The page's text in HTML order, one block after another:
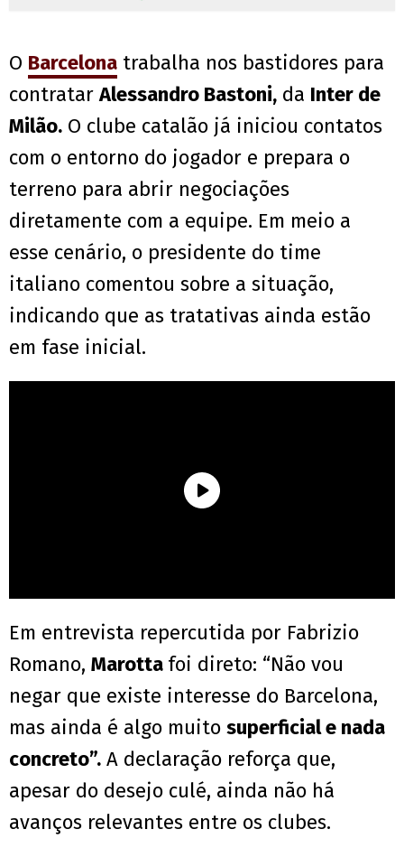
O Barcelona trabalha nos bastidores para
contratarAlessandro Bastoni, da Inter de
Milão. O clube catalão já iniciou contatos
com o entorno do jogador e prepara o
terreno para abrir negociações
diretamente com a equipe. Em meio a
esse cenário, o presidente do time
italiano comentou sobre a situação,
indicando que as tratativas ainda estão
em fase inicial.
Em entrevista repercutida por Fabrizio
Romano, Marotta foi direto: “Não vou
negar que existe interesse do Barcelona,
mas ainda é algo muito superficial e nada
concreto”. A declaração reforça que,
apesar do desejo culé, ainda não há
avanços relevantes entre os clubes.